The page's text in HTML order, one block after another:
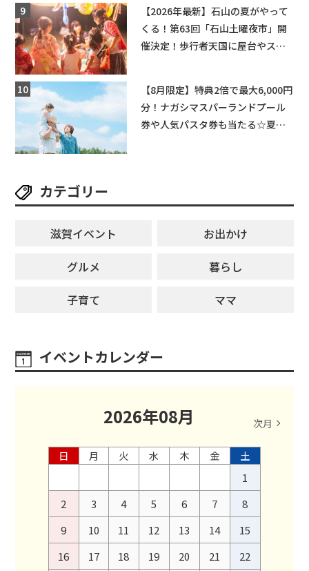
【2026年最新】石山の夏がやって
くる！第63回「石山土曜夜市」開
催決定！歩行者天国に屋台やステ
【8月限定】特典2倍で最大6,000円
分！ナガシマスパーランドプール
券や人気パスタ券も当たる☆夏休
カテゴリー
滋賀イベント
お出かけ
グルメ
暮らし
子育て
ママ
イベントカレンダー
2026年08月 次月
日 月 火 水 木 金
土
1
2
3 4 5 6 7
8
9
10 11 12 13 14
15
16
17 18 19 20 21
22